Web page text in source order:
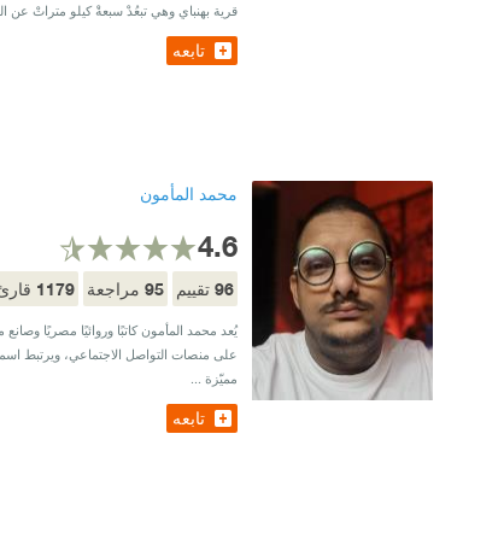
قرية بهنباي وهي تبعُدْ سبعةْ كيلو متراتْ عن
تابعه
محمد المأمون
4.6
96تقييم 95مراجعة 1179
يُعد محمد المأمون كاتبًا وروائيًا مصريًا
على منصات التواصل الاجتماعي، ويرتبط
مميّزة ...
تابعه